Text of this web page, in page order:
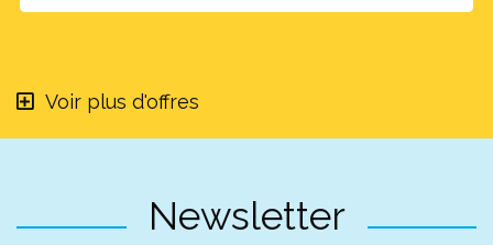
Voir plus d'offres
Newsletter